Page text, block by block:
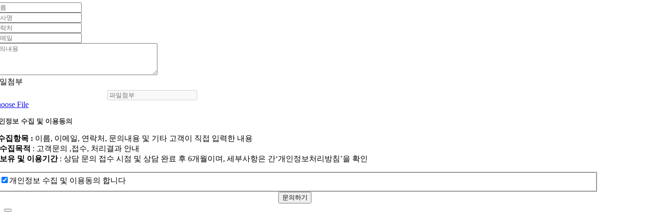
첨부
File
정보 수집 및 이용동의
집항목 : 이름, 이메일, 연락처, 문의내용 및 기타 고객이 직접 입력한 내용
집목적 : 고객문의 ,접수, 처리결과 안내
유 및 이용기간: 상담 문의 접수 시점 및 상담 완료 후 6개월이며, 세부사항은 간‘개인정보처리방침’을 확인
개인정보 수집 및 이용동의 합니다
문의하기